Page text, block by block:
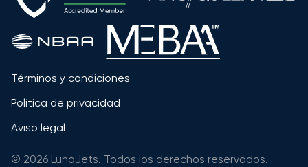
Términos y condiciones
Política de privacidad
Aviso legal
© 2026 LunaJets. Todos los derechos reservados.